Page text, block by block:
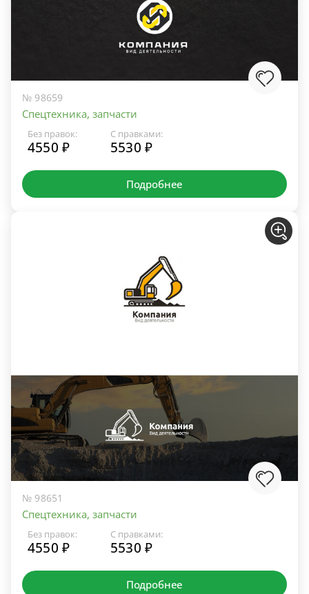
№ 98659
Спецтехника, запчасти
Без правок:
4550 ₽
С правками:
5530 ₽
Подробнее
№ 98651
Спецтехника, запчасти
Без правок:
4550 ₽
С правками:
5530 ₽
Подробнее